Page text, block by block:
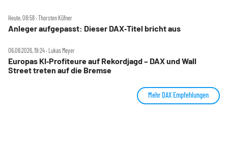
Heute, 08:58 ‧ Thorsten Küfner
Anleger aufgepasst: Dieser DAX‑Titel bricht aus
06.08.2026, 19:24 ‧ Lukas Meyer
Europas KI‑Profiteure auf Rekordjagd – DAX und Wall
Street treten auf die Bremse
Mehr DAX Empfehlungen